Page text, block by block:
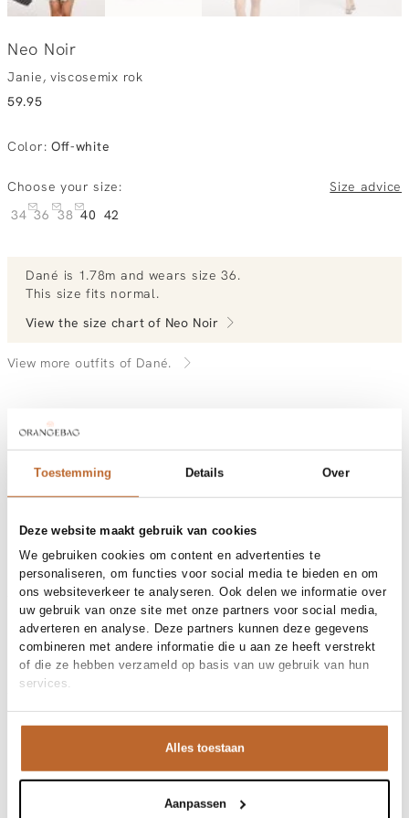
Toestemming Details Over
Deze website maakt gebruik van cookies
We gebruiken cookies om content en advertenties te
personaliseren, om functies voor social media te bieden en om
ons websiteverkeer te analyseren. Ook delen we informatie over
uw gebruik van onze site met onze partners voor social media,
adverteren en analyse. Deze partners kunnen deze gegevens
combineren met andere informatie die u aan ze heeft verstrekt
of die ze hebben verzameld op basis van uw gebruik van hun
services.
Alles toestaan
Aanpassen
Neo Noir
Janie, viscosemix rok
59.95
Color: Off-white
Choose your size:
Size advice
34 36 38 40 42
Dané is 1.78m and wears size 36.
This size fits normal .
View the size chart of Neo Noir
View more outfits of Dané.
Order by, tuesday delivered tomorrow
Free shipping over €99
30-day returns
Fabric
100% Cotton
Material
Viscose
Cleaning
30°C machine wash
Size and fit
Size advice
This size fits normal
Fit
Losvallend
Waist height
High waist
Size model
Product details
Brand
Neo Noir
Product number brand
Variantnummer
121
Off White
00033284
Pattern
Niet gevoerd
Shipping and Returns
At Orangebag, you get free delivery on orders over €99. All
orders are sent with a track & trace code, so you can always
weekdays, your parcel will be dispatched today!
Questions or need help?
Shop the look